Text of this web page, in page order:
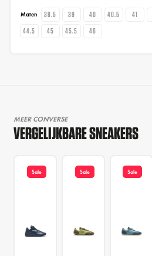
Maten 38.5 39 40 40.5 41
44.5
45 45.5 46
MEER CONVERSE
VERGELIJKBARE SNEAKERS
Sale Sale Sale